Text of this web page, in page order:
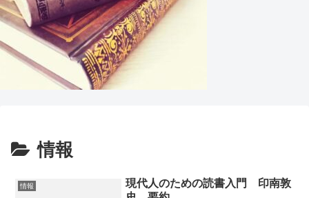
情報
情報
現代人のための読書入門 印南敦